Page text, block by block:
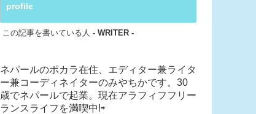
profile
この記事を書いている人 - WRITER -
ネパールのポカラ在住、エディター兼ライタ
ー兼コーディネイターのみやちかです。30
歳でネパールで起業。現在アラフィフフリー
ランスライフを満喫中!⇨